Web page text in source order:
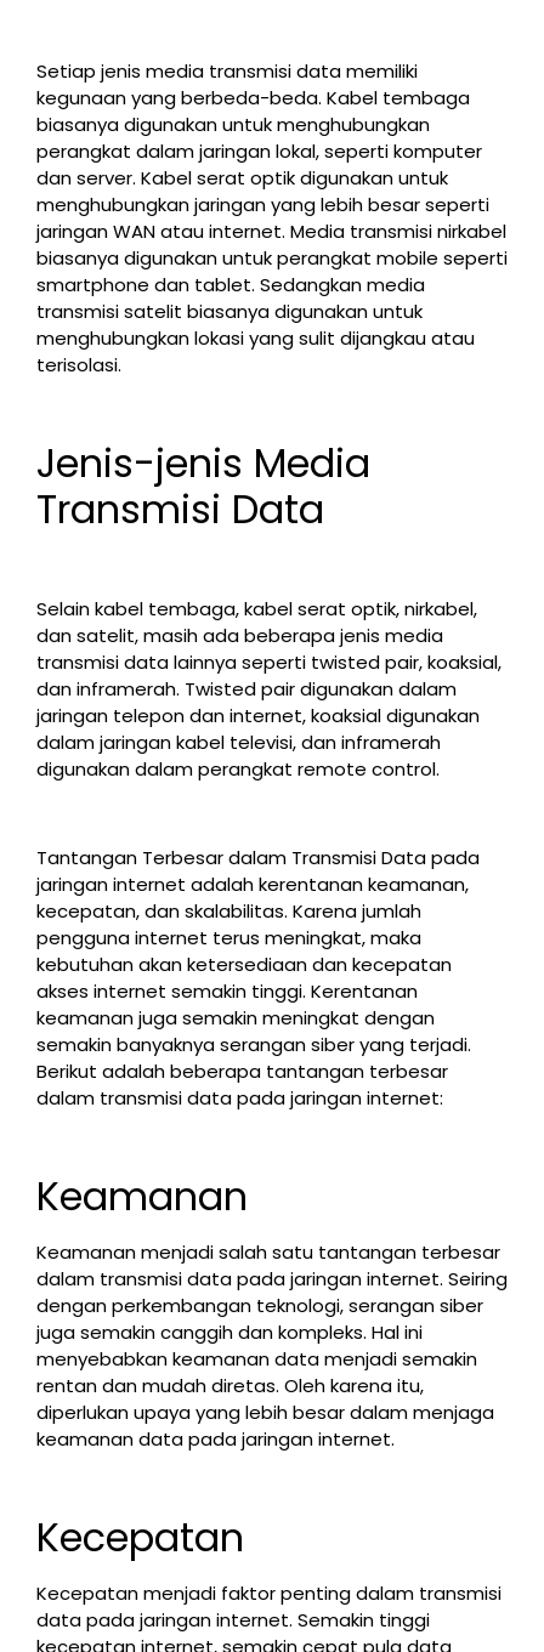
Setiap jenis media transmisi data memiliki
kegunaan yang berbeda-beda. Kabel tembaga
biasanya digunakan untuk menghubungkan
perangkat dalam jaringan lokal, seperti komputer
dan server. Kabel serat optik digunakan untuk
menghubungkan jaringan yang lebih besar seperti
jaringan WAN atau internet. Media transmisi nirkabel
biasanya digunakan untuk perangkat mobile seperti
smartphone dan tablet. Sedangkan media
transmisi satelit biasanya digunakan untuk
menghubungkan lokasi yang sulit dijangkau atau
terisolasi.
Jenis-jenis Media
Transmisi Data
Selain kabel tembaga, kabel serat optik, nirkabel,
dan satelit, masih ada beberapa jenis media
transmisi data lainnya seperti twisted pair, koaksial,
dan inframerah. Twisted pair digunakan dalam
jaringan telepon dan internet, koaksial digunakan
dalam jaringan kabel televisi, dan inframerah
digunakan dalam perangkat remote control.
Tantangan Terbesar dalam Transmisi Data pada
jaringan internet adalah kerentanan keamanan,
kecepatan, dan skalabilitas. Karena jumlah
pengguna internet terus meningkat, maka
kebutuhan akan ketersediaan dan kecepatan
akses internet semakin tinggi. Kerentanan
keamanan juga semakin meningkat dengan
semakin banyaknya serangan siber yang terjadi.
Berikut adalah beberapa tantangan terbesar
dalam transmisi data pada jaringan internet:
Keamanan
Keamanan menjadi salah satu tantangan terbesar
dalam transmisi data pada jaringan internet. Seiring
dengan perkembangan teknologi, serangan siber
juga semakin canggih dan kompleks. Hal ini
menyebabkan keamanan data menjadi semakin
rentan dan mudah diretas. Oleh karena itu,
diperlukan upaya yang lebih besar dalam menjaga
keamanan data pada jaringan internet.
Kecepatan
Kecepatan menjadi faktor penting dalam transmisi
data pada jaringan internet. Semakin tinggi
kecepatan internet, semakin cepat pula data